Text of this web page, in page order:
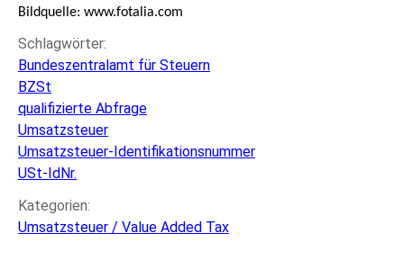
Bildquelle: www.fotalia.com
Schlagwörter:
Bundeszentralamt für Steuern
BZSt
qualifizierte Abfrage
Umsatzsteuer
Umsatzsteuer-Identifikationsnummer
USt-IdNr.
Kategorien:
Umsatzsteuer / Value Added Tax